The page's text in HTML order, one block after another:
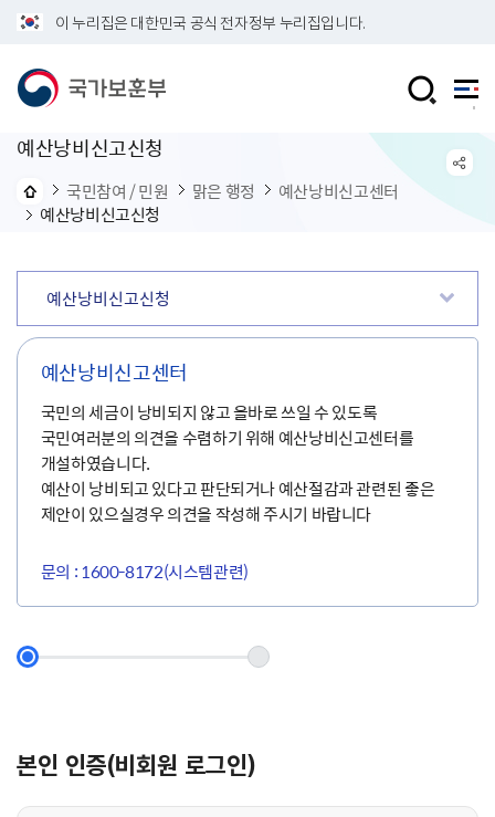
이 누리집은 대한민국 공식 전자정부 누리집입니다.
예산낭비신고신청
국민참여 / 민원 맑은 행정
예산낭비신고센터
예산낭비신고신청
예산낭비신고신청
예산낭비신고센터
국민의 세금이 낭비되지 않고 올바로 쓰일 수 있도록
국민여러분의 의견을 수렴하기 위해 예산낭비신고센터를
개설하였습니다.
예산이 낭비되고 있다고 판단되거나 예산절감과 관련된 좋은
제안이 있으실경우 의견을 작성해 주시기 바랍니다
문의 : 1600-8172(시스템관련)